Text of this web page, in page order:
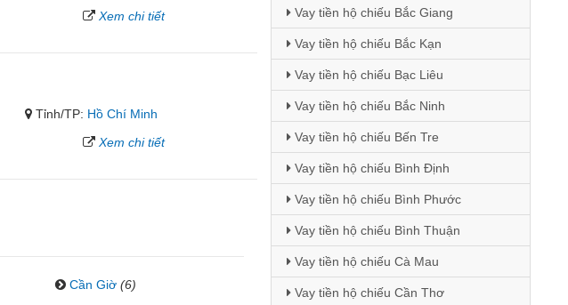
Xem chi tiết
Tỉnh/TP: Hồ Chí Minh
Xem chi tiết
Cần Giờ (6)
Vay tiền hộ chiếu Bắc Giang
Vay tiền hộ chiếu Bắc Kạn
Vay tiền hộ chiếu Bạc Liêu
Vay tiền hộ chiếu Bắc Ninh
Vay tiền hộ chiếu Bến Tre
Vay tiền hộ chiếu Bình Định
Vay tiền hộ chiếu Bình Phước
Vay tiền hộ chiếu Bình Thuận
Vay tiền hộ chiếu Cà Mau
Vay tiền hộ chiếu Cần Thơ